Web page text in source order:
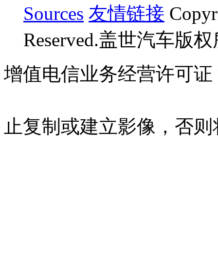
Sources 友情链接
Reserved.盖世汽车版
增值电信业务经营许可证
止复制或建立影像，否